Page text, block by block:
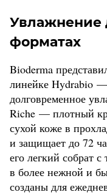
Увлажнение
форматах
Bioderma
линейке Hydrabio
долговременное
Riche — плотный
сухой коже в
и защищает до 72
его легкий собрат
в более нежной и
созданы для